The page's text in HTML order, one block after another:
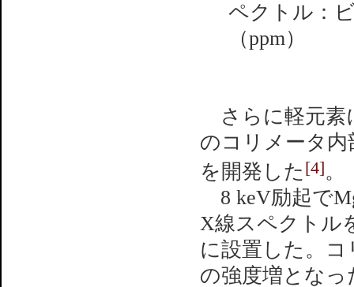
ペクトル：
（ppm）
さらに軽元素
のコリメータ
を開発した [4]。
8 keV励起で
X線スペクトル
に設置した。
の強度増とな